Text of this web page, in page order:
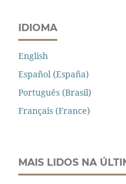
IDIOMA
English
Español (España)
Português (Brasil)
Français (France)
MAIS LIDOS NA